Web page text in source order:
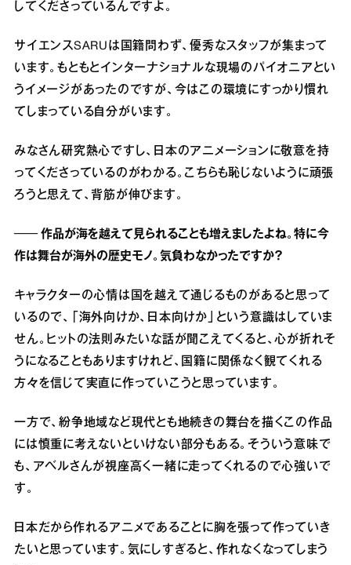
してくださっているんですよ。
サイエンスSARUは国籍問わず、優秀なスタッフが集まって
います。もともとインターナショナルな現場のパイオニアとい
うイメージがあったのですが、今はこの環境にすっかり慣れ
てしまっている自分がいます。
みなさん研究熱心ですし、日本のアニメーションに敬意を持
ってくださっているのがわかる。こちらも恥じないように頑張
ろうと思えて、背筋が伸びます。
── 作品が海を越えて見られることも増えましたよね。特に今
作は舞台が海外の歴史モノ。気負わなかったですか？
キャラクターの心情は国を越えて通じるものがあると思って
いるので、「海外向けか、日本向けか」という意識はしていま
せん。ヒットの法則みたいな話が聞こえてくると、心が折れそ
うになることもありますけれど、国籍に関係なく観てくれる
方々を信じて実直に作っていこうと思っています。
一方で、紛争地域など現代とも地続きの舞台を描くこの作品
には慎重に考えないといけない部分もある。そういう意味で
も、アベルさんが視座高く一緒に走ってくれるので心強いで
す。
日本だから作れるアニメであることに胸を張って作っていき
たいと思っています。気にしすぎると、作れなくなってしまう